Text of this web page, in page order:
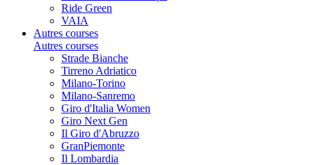
Ride Green
VAIA
Autres courses
Autres courses
Strade Bianche
Tirreno Adriatico
Milano-Torino
Milano-Sanremo
Giro d'Italia Women
Giro Next Gen
Il Giro d'Abruzzo
GranPiemonte
Il Lombardia